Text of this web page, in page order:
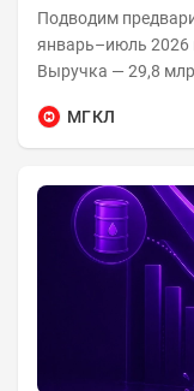
Подводим
январь–июль 2026 года. Ключевые
Выручка — 29,8 млрд рублей, рост в 2,5 раза к прошлому
МГКЛ